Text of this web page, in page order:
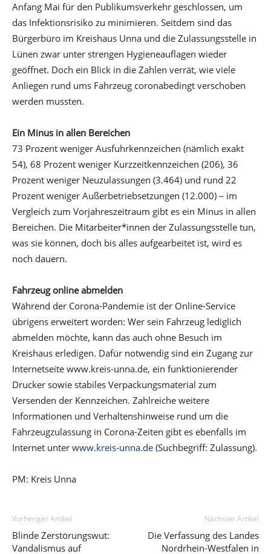
Anfang Mai für den Publikumsverkehr geschlossen, um
das Infektionsrisiko zu minimieren. Seitdem sind das
Bürgerbüro im Kreishaus Unna und die Zulassungsstelle in
Lünen zwar unter strengen Hygieneauflagen wieder
geöffnet. Doch ein Blick in die Zahlen verrät, wie viele
Anliegen rund ums Fahrzeug coronabedingt verschoben
werden mussten.
Ein Minus in allen Bereichen
73 Prozent weniger Ausfuhrkennzeichen (nämlich exakt
54), 68 Prozent weniger Kurzzeitkennzeichen (206), 36
Prozent weniger Neuzulassungen (3.464) und rund 22
Prozent weniger Außerbetriebsetzungen (12.000) – im
Vergleich zum Vorjahreszeitraum gibt es ein Minus in allen
Bereichen. Die Mitarbeiter*innen der Zulassungsstelle tun,
was sie können, doch bis alles aufgearbeitet ist, wird es
noch dauern.
Fahrzeug online abmelden
Während der Corona-Pandemie ist der Online-Service
übrigens erweitert worden: Wer sein Fahrzeug lediglich
abmelden möchte, kann das auch ohne Besuch im
Kreishaus erledigen. Dafür notwendig sind ein Zugang zur
Internetseite www.kreis-unna.de, ein funktionierender
Drucker sowie stabiles Verpackungsmaterial zum
Versenden der Kennzeichen. Zahlreiche weitere
Informationen und Verhaltenshinweise rund um die
Fahrzeugzulassung in Corona-Zeiten gibt es ebenfalls im
Internet unter www.kreis-unna.de (Suchbegriff: Zulassung).
PM: Kreis Unna
Vorheriger Artikel
Blinde Zerstörungswut:
Vandalismus auf
Nächster Artikel
Die Verfassung des Landes
Nordrhein-Westfalen in